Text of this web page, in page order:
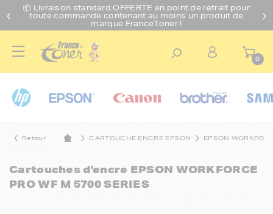
📦 Livraison standard OFFERTE en point de retrait pour
toute commande contenant au moins un produit de
marque FranceToner !
0
Retour CARTOUCHE ENCRE EPSON EPSON
Cartouches d'encre EPSON WORKFORCE
PRO WF M 5700 SERIES